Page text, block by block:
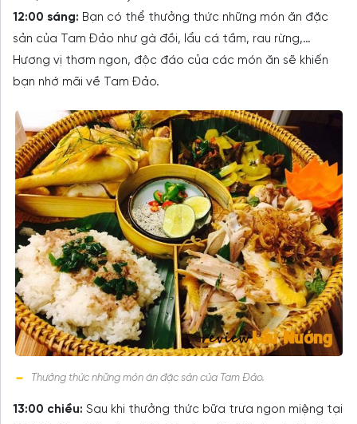
12:00 sáng: Bạn có thể thưởng thức những món ăn đặc
sản của Tam Đảo như gà đồi, lẩu cá tầm, rau rừng,…
Hương vị thơm ngon, độc đáo của các món ăn sẽ khiến
bạn nhớ mãi về Tam Đảo.
Thưởng thức những món ăn đặc sản của Tam Đảo.
13:00 chiều: Sau khi thưởng thức bữa trưa ngon miệng tại